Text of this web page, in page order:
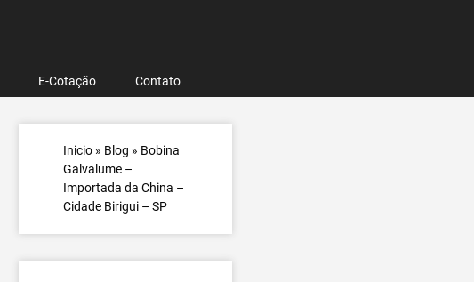
E-Cotação Contato
Inicio » Blog » Bobina
Galvalume –
Importada da China –
Cidade Birigui – SP